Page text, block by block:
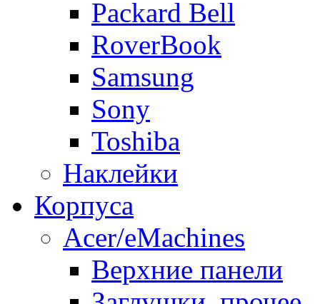
Packard Bell
RoverBook
Samsung
Sony
Toshiba
Наклейки
Корпуса
Acer/eMachines
Верхние панели